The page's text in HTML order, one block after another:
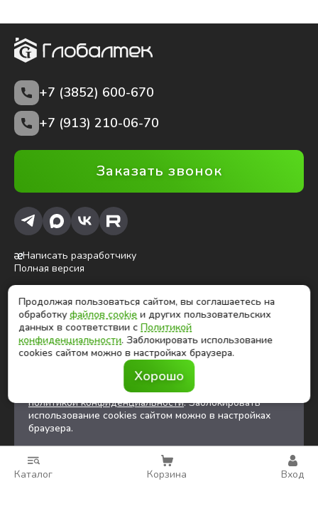
+7 (3852) 600-670
+7 (913) 210-06-70
Заказать звонок
Написать разработчику
Полная версия
ⓒ Глобалтек, 2026
Цены на сайте не являются публичной офертой
Продолжая использовать сайт, вы соглашаетесь на
файлов cookiesи других
пользовательских данных в соответствии с
политикой конфиденциальности. Заблокировать
использование cookies сайтом можно в настройках
браузера.
Каталог Корзина Вход
Продолжая пользоваться сайтом, вы соглашаетесь на
обработкуфайлов cookie и других пользовательских
данных в соответствии сПолитикой
конфиденциальности. Заблокировать использование
cookies сайтом можно в настройках браузера.
Хорошо